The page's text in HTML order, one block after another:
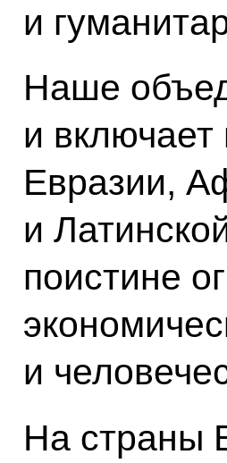
и
Наше
и включает
Евразии,
и
поистине
и
На страны